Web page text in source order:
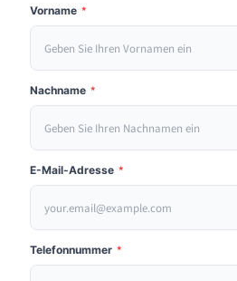
Vorname *
Nachname *
E-Mail-Adresse *
Telefonnummer *